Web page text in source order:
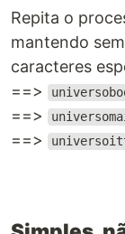
Repita o
mantendo
caracteres
==>
==>
==>